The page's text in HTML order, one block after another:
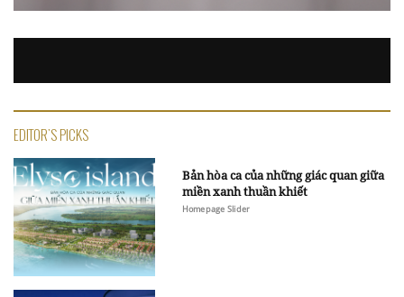
EDITOR'S PICKS
Bản hòa ca của những giác quan giữa
miền xanh thuần khiết
Homepage Slider